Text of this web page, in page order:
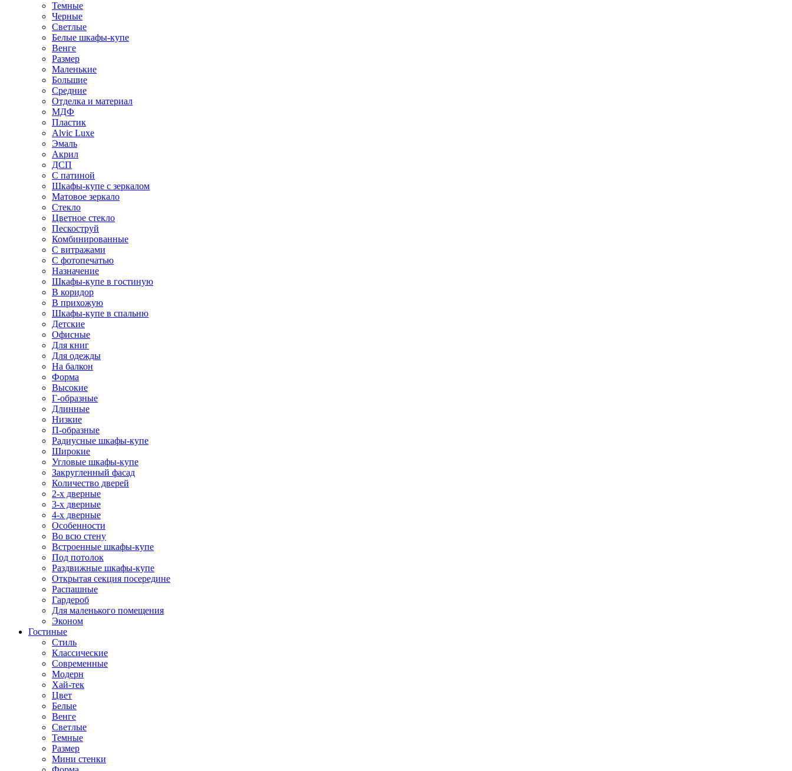
Темные
Черные
Светлые
Белые шкафы-купе
Венге
Размер
Маленькие
Большие
Средние
Отделка и материал
МДФ
Пластик
Alvic Luxe
Эмаль
Акрил
ДСП
С патиной
Шкафы-купе с зеркалом
Матовое зеркало
Стекло
Цветное стекло
Пескоструй
Комбинированные
С витражами
С фотопечатью
Назначение
Шкафы-купе в гостиную
В коридор
В прихожую
Шкафы-купе в спальню
Детские
Офисные
Для книг
Для одежды
На балкон
Форма
Высокие
Г-образные
Длинные
Низкие
П-образные
Радиусные шкафы-купе
Широкие
Угловые шкафы-купе
Закругленный фасад
Количество дверей
2-х дверные
3-х дверные
4-х дверные
Особенности
Во всю стену
Встроенные шкафы-купе
Под потолок
Раздвижные шкафы-купе
Открытая секция посередине
Распашные
Гардероб
Для маленького помещения
Эконом
Гостиные
Стиль
Классические
Современные
Модерн
Хай-тек
Цвет
Белые
Венге
Светлые
Темные
Размер
Мини стенки